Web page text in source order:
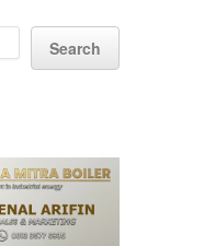
Search